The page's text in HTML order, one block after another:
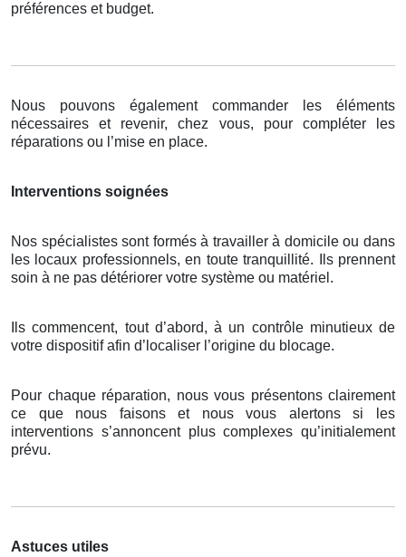
préférences et budget.
Nous pouvons également commander les éléments
nécessaires et revenir, chez vous, pour compléter les
réparations ou l’mise en place.
Interventions soignées
Nos spécialistes sont formés à travailler à domicile ou dans
les locaux professionnels, en toute tranquillité. Ils prennent
soin à ne pas détériorer votre système ou matériel.
Ils commencent, tout d’abord, à un contrôle minutieux de
votre dispositif afin d’localiser l’origine du blocage.
Pour chaque réparation, nous vous présentons clairement
ce que nous faisons et nous vous alertons si les
interventions s’annoncent plus complexes qu’initialement
prévu.
Astuces utiles